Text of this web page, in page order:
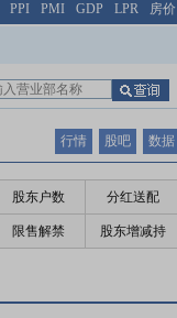
PPI PMI GDP LPR 房价
行情 股吧 数据
股东户数 分红送配
限售解禁 股东增减持